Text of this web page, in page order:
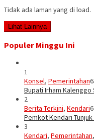
Tidak ada laman yang di load.
Lihat Lainnya
Populer Minggu Ini
1
Konsel, Pemerintahan
Bupati Irham
2
Berita Terkini, Kendari
Pemkot Kendari
3
Kendari, Pemerintahan,